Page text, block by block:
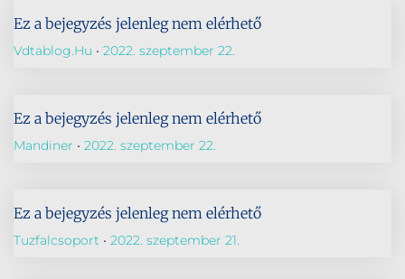
Ez a bejegyzés jelenleg nem elérhető
Vdtablog.hu 2022. szeptember 22.
Ez a bejegyzés jelenleg nem elérhető
Mandiner 2022. szeptember 22.
Ez a bejegyzés jelenleg nem elérhető
Tuzfalcsoport 2022. szeptember 21.